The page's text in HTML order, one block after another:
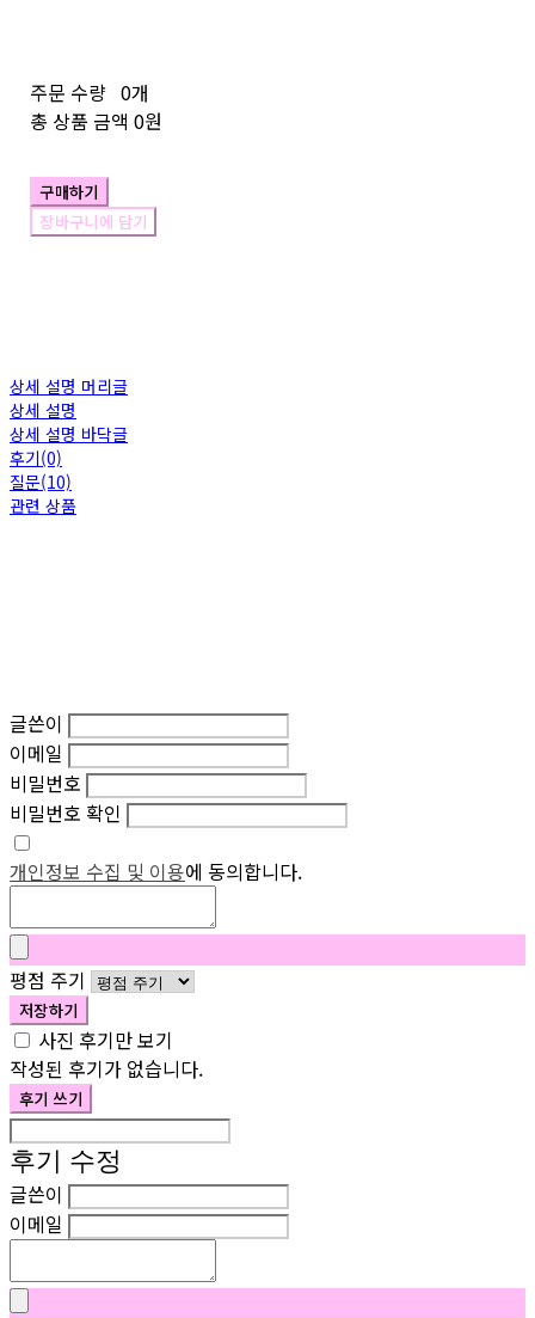
주문 수량 0개
총 상품 금액 0원
구매하기
장바구니에 담기
상세 설명 머리글
상세 설명
상세 설명 바닥글
후기(0)
질문(10)
관련 상품
글쓴이
이메일
비밀번호
비밀번호 확인
개인정보 수집 및 이용에 동의합니다.
평점 주기
저장하기
사진 후기만 보기
작성된 후기가 없습니다.
후기 쓰기
후기 수정
글쓴이
이메일